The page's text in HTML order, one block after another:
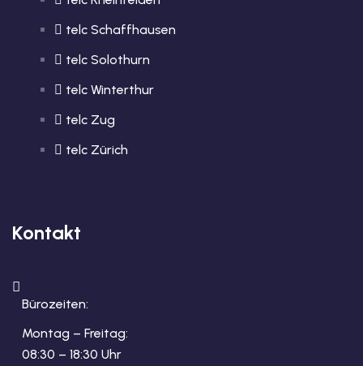
telc Schaffhausen
telc Solothurn
telc Winterthur
telc Zug
telc Zürich
Kontakt
Bürozeiten:
Montag – Freitag:
08:30 – 18:30 Uhr